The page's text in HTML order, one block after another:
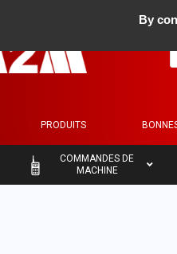
PRODUITS
–
COMMANDES DE
MACHINE
By